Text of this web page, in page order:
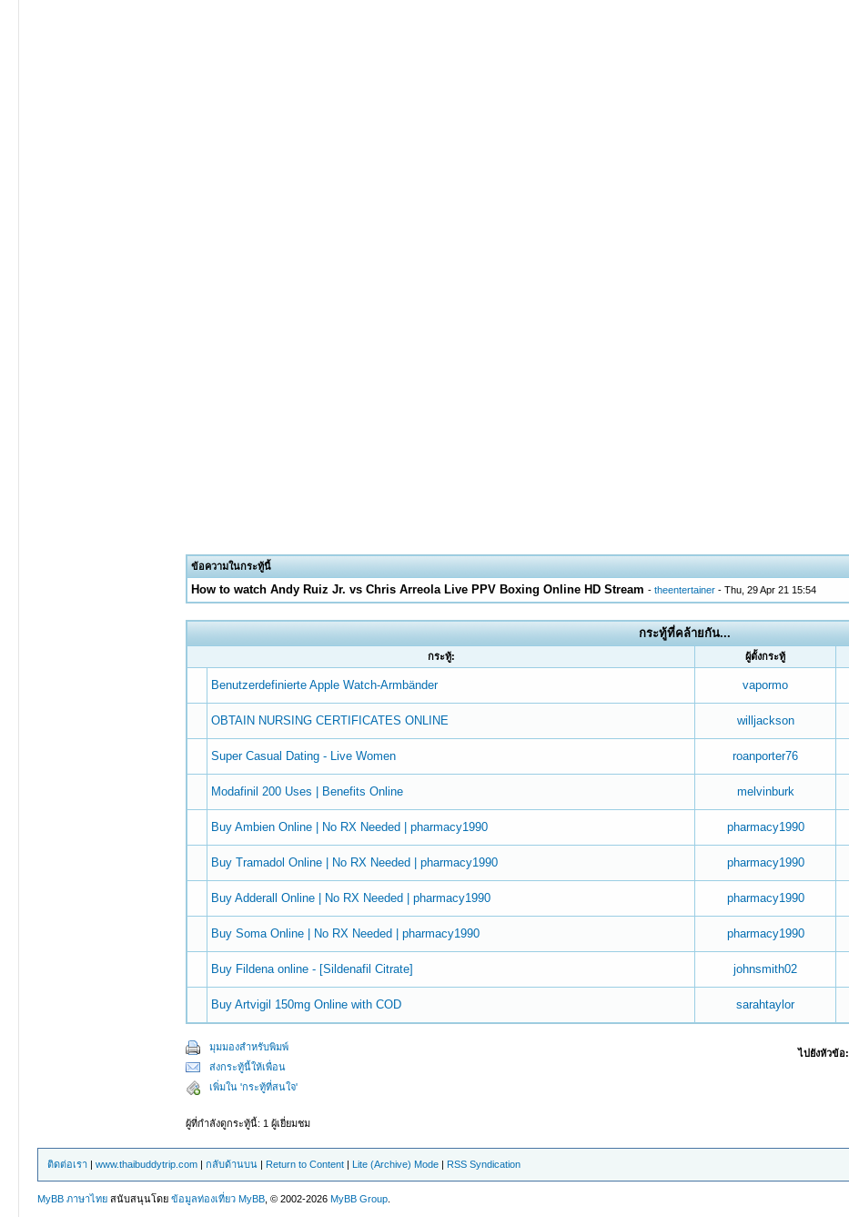
ข้อความในกระทู้นี้
How to watch Andy Ruiz Jr. vs Chris Arreola Live PPV Boxing Online HD Stream -theentertainer - Thu, 29 Apr 21 15:54
กระทู้ที่คล้ายกัน...
กระทู้: ผู้ตั้งกระทู้
Benutzerdefinierte Apple Watch-Armbänder vapormo
OBTAIN NURSING CERTIFICATES ONLINE willjackson
Super Сasual Dating - Live Women roanporter76
Modafinil 200 Uses | Benefits Online melvinburk
Buy Ambien Online | No RX Needed | pharmacy1990 pharmacy1990
Buy Tramadol Online | No RX Needed | pharmacy1990 pharmacy1990
Buy Adderall Online | No RX Needed | pharmacy1990 pharmacy1990
Buy Soma Online | No RX Needed | pharmacy1990 pharmacy1990
Buy Fildena online - [Sildenafil Citrate] johnsmith02
Buy Artvigil 150mg Online with COD sarahtaylor
มุมมองสำหรับพิมพ์
ส่งกระทู้นี้ให้เพื่อน
เพิ่มใน 'กระทู้ที่สนใจ'
ไปยังหัวข้อ:
ผู้ที่กำลังดูกระทู้นี้: 1 ผู้เยี่ยมชม
ติดต่อเรา |www.thaibuddytrip.com |กลับด้านบน | Return to Content | Lite (Archive) Mode | RSS Syndication
MyBB ภาษาไทย สนับสนุนโดยข้อมูลท่องเที่ยว MyBB , © 2002-2026MyBB Group